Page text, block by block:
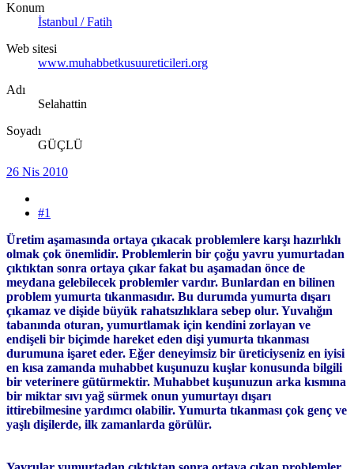
Konum
İstanbul / Fatih
Web sitesi
www.muhabbetkusuureticileri.org
Adı
Selahattin
Soyadı
GÜÇLÜ
26 Nis 2010
#1
Üretim aşamasında ortaya çıkacak problemlere karşı hazırlıklı
olmak çok önemlidir. Problemlerin bir çoğu yavru yumurtadan
çıktıktan sonra ortaya çıkar fakat bu aşamadan önce de
meydana gelebilecek problemler vardır. Bunlardan en bilinen
problem yumurta tıkanmasıdır. Bu durumda yumurta dışarı
çıkamaz ve dişide büyük rahatsızlıklara sebep olur. Yuvalığın
tabanında oturan, yumurtlamak için kendini zorlayan ve
endişeli bir biçimde hareket eden dişi yumurta tıkanması
durumuna işaret eder. Eğer deneyimsiz bir üreticiyseniz en iyisi
en kısa zamanda muhabbet kuşunuzu kuşlar konusunda bilgili
bir veterinere gütürmektir. Muhabbet kuşunuzun arka kısmına
bir miktar sıvı yağ sürmek onun yumurtayı dışarı
ittirebilmesine yardımcı olabilir. Yumurta tıkanması çok genç ve
yaşlı dişilerde, ilk zamanlarda görülür.